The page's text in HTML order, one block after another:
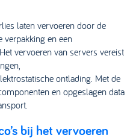
laten vervoeren door de
verpakking en een
vervoeren van servers vereist
ontlading. Met de
en opgeslagen data
bij het vervoeren